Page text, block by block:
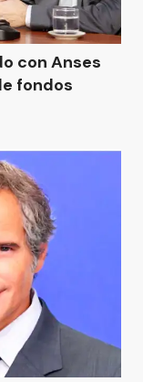
con Anses
fondos